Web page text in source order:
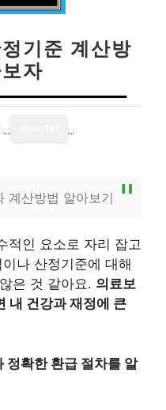
기준 계산방
자
계산방법 알아보기
적인 요소로 자리 잡고
나 산정기준에 대해
은 것 같아요. 의료보
내 건강과 재정에 큰
정확한 환급 절차를 알